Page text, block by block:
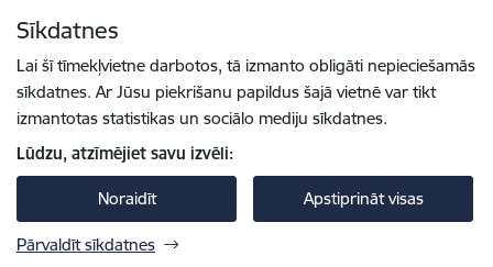
Sīkdatnes
Lai šī tīmekļvietne darbotos, tā izmanto obligāti nepieciešamās
sīkdatnes. Ar Jūsu piekrišanu papildus šajā vietnē var tikt
izmantotas statistikas un sociālo mediju sīkdatnes.
Lūdzu, atzīmējiet savu izvēli:
Noraidīt Apstiprināt visas
Pārvaldīt sīkdatnes